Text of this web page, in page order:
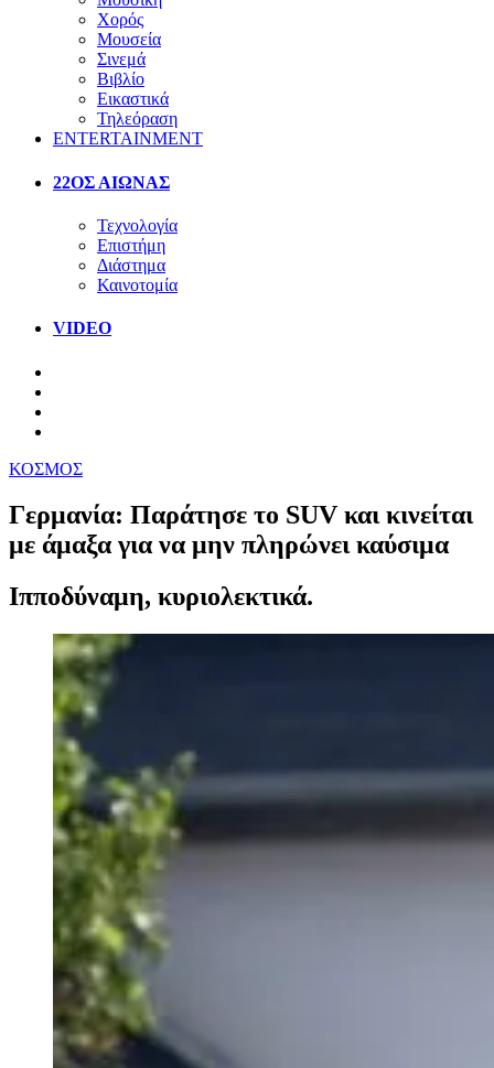
Χορός
Μουσεία
Σινεμά
Βιβλίο
Εικαστικά
Τηλεόραση
ENTERTAINMENT
22ΟΣ ΑΙΩΝΑΣ
Τεχνολογία
Επιστήμη
Διάστημα
Καινοτομία
VIDEO
ΚΟΣΜΟΣ
Γερμανία: Παράτησε το SUV και κινείται
με άμαξα για να μην πληρώνει καύσιμα
Ιπποδύναμη, κυριολεκτικά.